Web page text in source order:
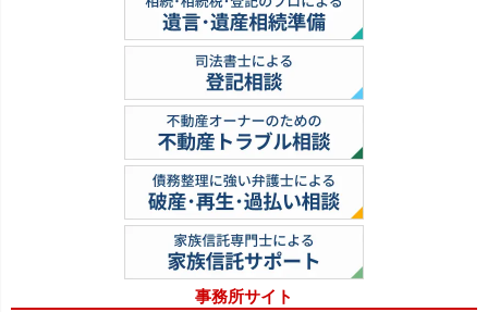
事務所サイト